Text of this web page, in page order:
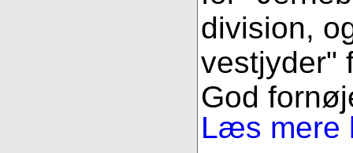
division,
vestjyder"
God
Læs mere